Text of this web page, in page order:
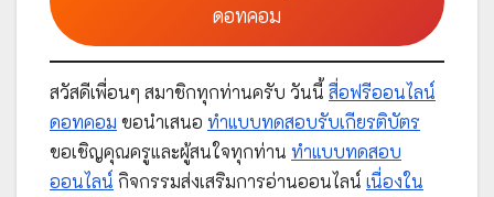
ดอทคอม
สวัสดีเพื่อนๆ สมาชิกทุกท่านครับ วันนี้ สื่อฟรีออนไลน์
ดอทคอม ขอนำเสนอ ทำแบบทดสอบรับเกียรติบัตร
ขอเชิญคุณครูและผู้สนใจทุกท่าน ทำแบบทดสอบ
ออนไลน์ กิจกรรมส่งเสริมการอ่านออนไลน์ เนื่องใน